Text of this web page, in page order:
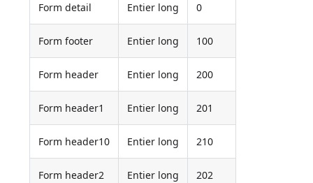
Form detail Entier long 0
Form footer Entier long 100
Form header Entier long 200
Form header1 Entier long 201
Form header10 Entier long 210
Form header2 Entier long 202